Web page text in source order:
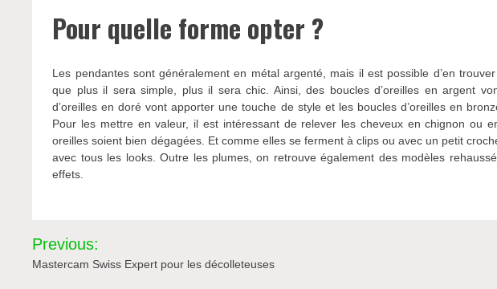
Pour quelle forme opter ?
Les pendantes sont généralement en métal argenté, mais il est possible d’en
que plus il sera simple, plus il sera chic. Ainsi, des boucles d’oreilles en argent
d’oreilles en doré vont apporter une touche de style et les boucles d’oreilles en
Pour les mettre en valeur, il est intéressant de relever les cheveux en chignon ou
oreilles soient bien dégagées. Et comme elles se ferment à clips ou avec un petit
avec tous les looks. Outre les plumes, on retrouve également des modèles
effets.
Navigation
de
Previous:
Mastercam Swiss Expert pour les décolleteuses